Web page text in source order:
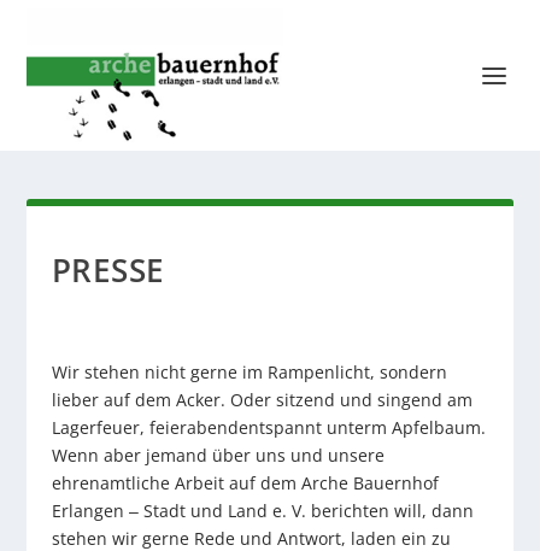
PRESSE
Wir stehen nicht gerne im Rampenlicht, sondern
lieber auf dem Acker. Oder sitzend und singend am
Lagerfeuer, feierabendentspannt unterm Apfelbaum.
Wenn aber jemand über uns und unsere
ehrenamtliche Arbeit auf dem Arche Bauernhof
Erlangen ‒ Stadt und Land e. V. berichten will, dann
stehen wir gerne Rede und Antwort, laden ein zu